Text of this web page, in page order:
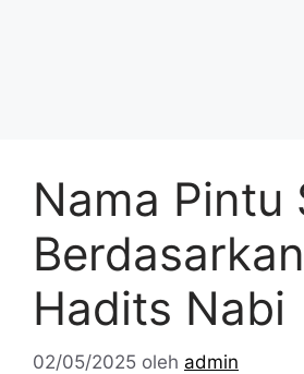
Nama Pintu
Hadits Nabi
02/05/2025 oleh admin